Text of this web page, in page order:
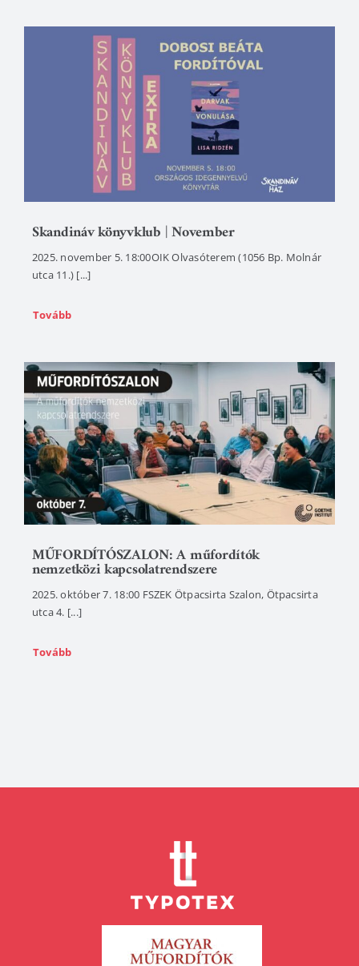
Skandináv könyvklub | November
2025. november 5. 18:00OIK Olvasóterem (1056 Bp. Molnár
utca 11.) [...]
Tovább
MŰFORDÍTÓSZALON: A műfordítók
nemzetközi kapcsolatrendszere
2025. október 7. 18:00 FSZEK Ötpacsirta Szalon, Ötpacsirta
utca 4. [...]
Tovább